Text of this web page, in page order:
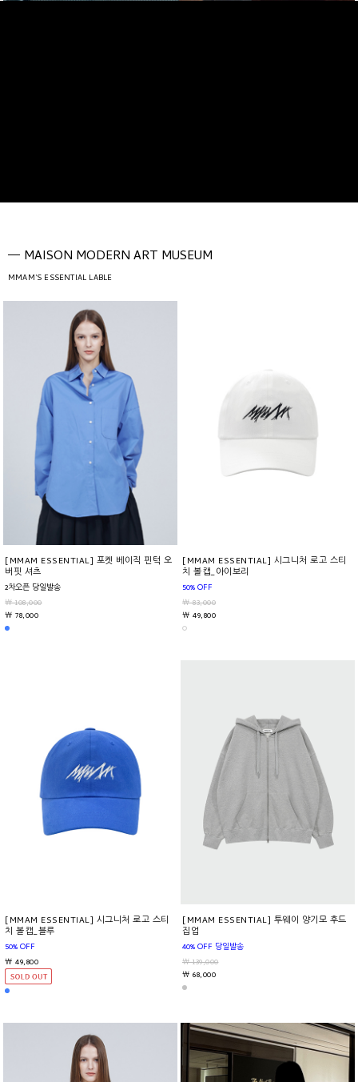
MAISON MODERN ART MUSEUM
MMAM'S ESSENTIAL LABLE
[MMAM ESSENTIAL] 포켓 베이직 핀턱 오
버핏 셔츠
2차오픈 당일발송
￦ 108,000
￦ 78,000
[MMAM ESSENTIAL] 시그니처 로고 스티
치 볼캡_아이보리
50% OFF
￦ 83,000
￦ 49,800
[MMAM ESSENTIAL] 시그니처 로고 스티
치 볼캡_블루
50% OFF
￦ 49,800
[MMAM ESSENTIAL] 투웨이 양기모 후드
집업
40% OFF 당일발송
￦ 139,000
￦ 68,000